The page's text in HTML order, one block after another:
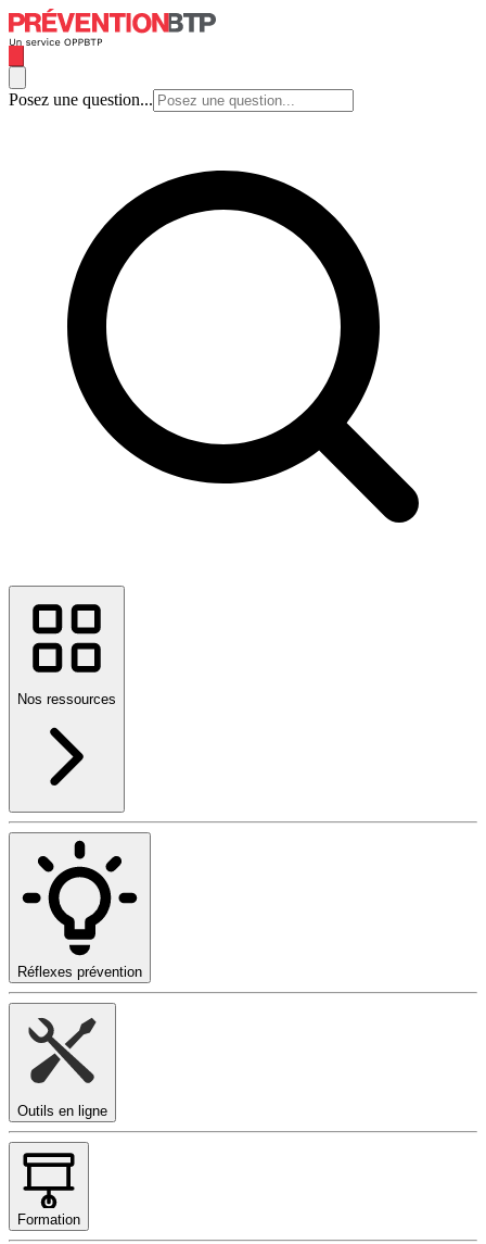
Posez une question...
Nos ressources
Réflexes prévention
Outils en ligne
Formation